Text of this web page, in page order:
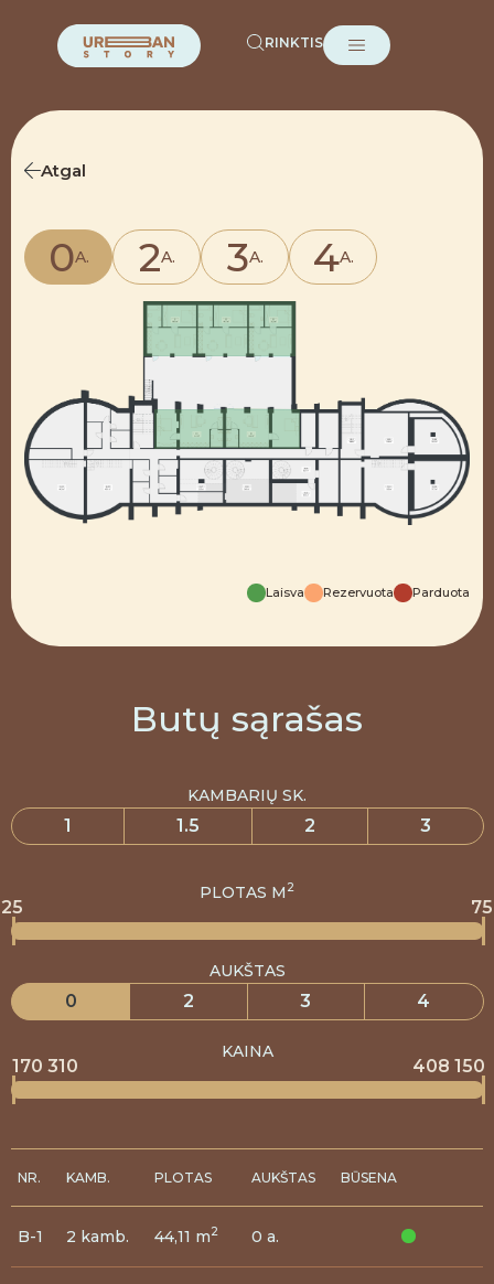
RINKTIS
Atgal
0A. 2A. 3A. 4A.
Laisva Rezervuota Parduota
Butų sąrašas
KAMBARIŲ SK.
1 1.5 2 3
PLOTAS M 2
25 75
AUKŠTAS
0 2 3 4
KAINA
170 310 408 150
NR. KAMB. PLOTAS AUKŠTAS BŪSENA
B-1 2 kamb. 44,11 m2 0 a.